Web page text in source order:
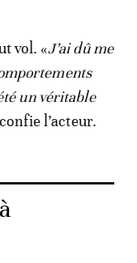
vol. «J’ai dû me
un véritable
l’acteur.